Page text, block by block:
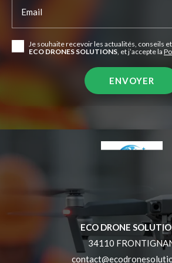
Email
Je souhaite recevoir les actualités, conseils
ECO DRONES SOLUTIONS , et j’accepte la
ECO DRONE
34110